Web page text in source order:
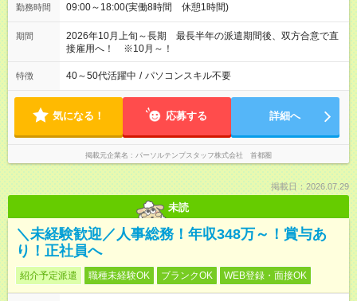
勤務時間 09:00～18:00(実働8時間 休憩1時間)
期間
2026年10月上旬～長期 最長半年の派遣期間後、双方合意で直
接雇用へ！ ※10月～！
特徴 40～50代活躍中 / パソコンスキル不要
気になる！ 応募する 詳細へ
掲載元企業名 パーソルテンプスタッフ株式会社 首都圏
掲載日：2026.07.29
未読
＼未経験歓迎／人事総務！年収348万～！賞与あ
り！正社員へ
紹介予定派遣 職種未経験OK ブランクOK WEB登録・面接OK